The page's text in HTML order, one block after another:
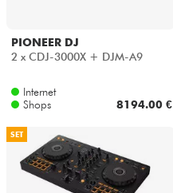
Licht
PIONEER DJ
2 x CDJ-3000X + DJM-A9
Internet
Shops
8194.00 €
SET